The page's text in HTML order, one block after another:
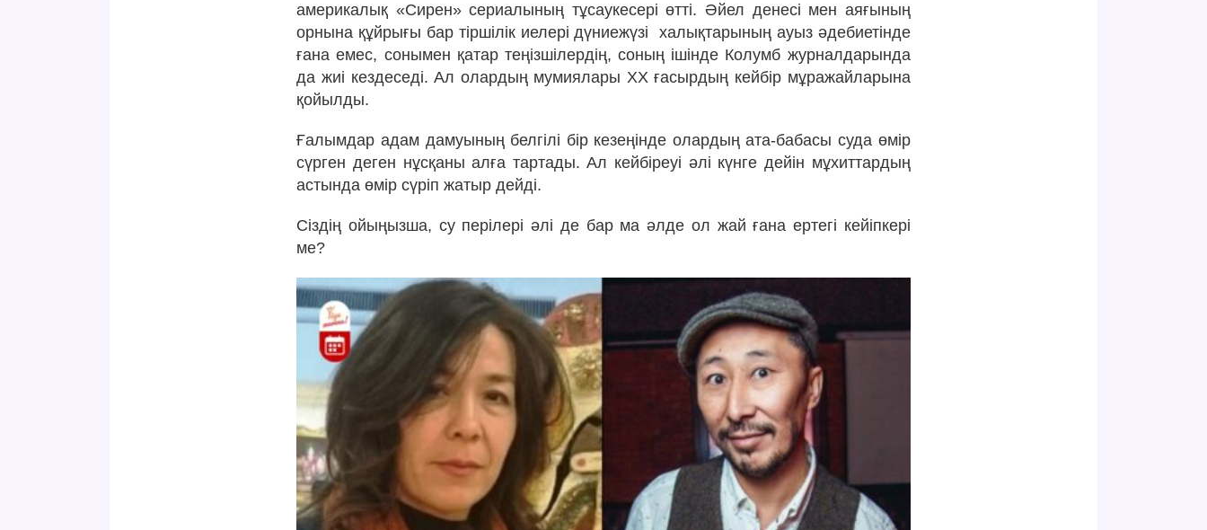
америкалық «Сирен» сериалының тұсаукесері өтті. Әйел денесі мен аяғының
орнына құйрығы бар тіршілік иелері дүниежүзі
халықтарының ауыз әдебиетінде
ғана емес, сонымен қатар теңізшілердің, соның ішінде Колумб журналдарында
да жиі кездеседі. Ал олардың мумиялары XX ғасырдың кейбір мұражайларына
қойылды.
Ғалымдар адам дамуының белгілі бір кезеңінде олардың ата-бабасы суда өмір
сүрген деген нұсқаны алға тартады. Ал кейбіреуі әлі күнге дейін мұхиттардың
астында өмір сүріп жатыр дейді.
Сіздің ойыңызша, су перілері әлі де бар ма әлде ол жай ғана ертегі кейіпкері
ме?